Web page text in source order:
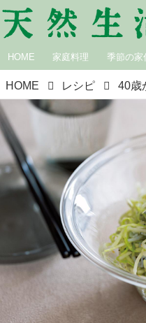
HOME 家庭料理 季節の家
HOME レシピ